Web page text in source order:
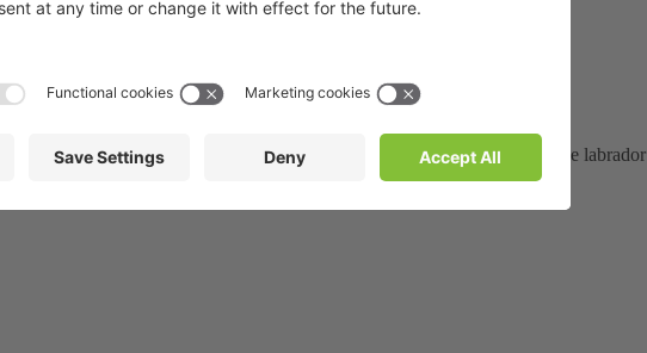
terriers, doberman pinschers, west highland white terriers, skye terriers, e